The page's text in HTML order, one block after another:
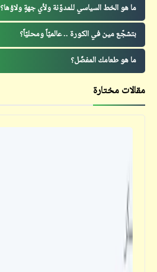
ما هو الخط السياسي للمدوّنة ولأي جهةٍ ولاؤها؟
بتشجّع مين في الكورة .. عالميّاً ومحليّاً؟
ما هو طعامك المفضّل؟
مقالات مختارة